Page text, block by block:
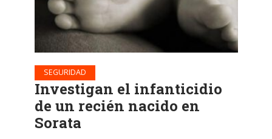
SEGURIDAD
Investigan el infanticidio
de un recién nacido en
Sorata